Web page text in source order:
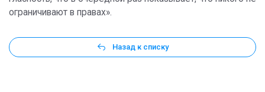
ограничивают в правах».
Назад к списку